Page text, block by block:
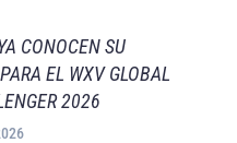
CONOCEN SU
EL WXV GLOBAL
2026